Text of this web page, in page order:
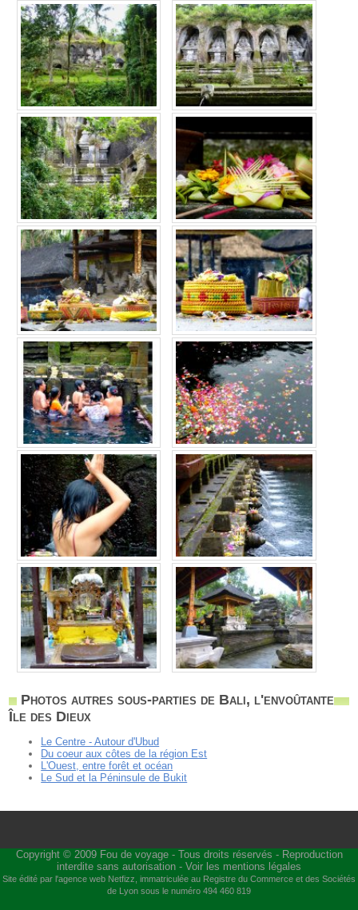
Photos autres sous-parties de Bali, l'envoûtante
Île des Dieux
Le Centre - Autour d'Ubud
Du coeur aux côtes de la région Est
L'Ouest, entre forêt et océan
Le Sud et la Péninsule de Bukit
Copyright © 2009 Fou de voyage- Tous droits réservés - Reproduction
interdite sans autorisation - Voir les mentions légales
Site édité par l'agence web Netfizz , immatriculée au Registre du Commerce et des Sociétés
de Lyon sous le numéro 494 460 819